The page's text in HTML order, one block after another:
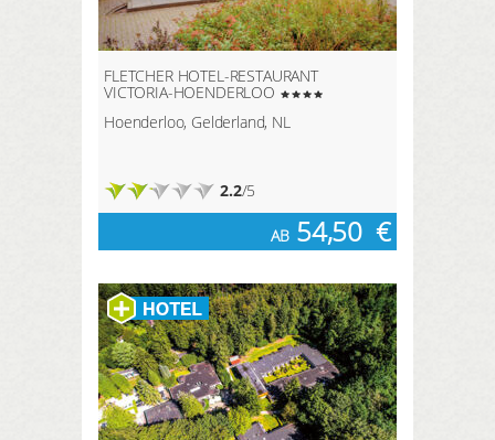
FLETCHER HOTEL-RESTAURANT
VICTORIA-HOENDERLOO
Hoenderloo, Gelderland, NL
2.2/5
AB 54,50 €